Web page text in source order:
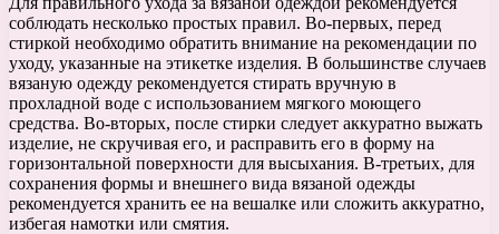
соблюдать несколько простых правил. Во-первых, перед
стиркой необходимо обратить внимание на рекомендации по
уходу, указанные на этикетке изделия. В большинстве случаев
вязаную одежду рекомендуется стирать вручную в
прохладной воде с использованием мягкого моющего
средства. Во-вторых, после стирки следует аккуратно выжать
изделие, не скручивая его, и расправить его в форму на
горизонтальной поверхности для высыхания. В-третьих, для
сохранения формы и внешнего вида вязаной одежды
рекомендуется хранить ее на вешалке или сложить аккуратно,
избегая намотки или смятия.